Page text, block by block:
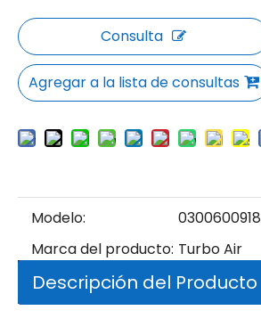
Consulta
Agregar a la lista de consultas
Modelo:
0300600918
Marca del producto: Turbo Air
Descripción del Producto